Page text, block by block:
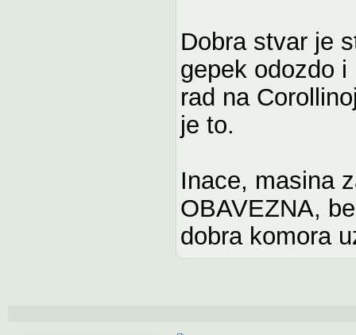
Dobra stvar je
gepek odozdo
rad na
je to.
Inace, masina
OBAVEZNA,
dobra komora